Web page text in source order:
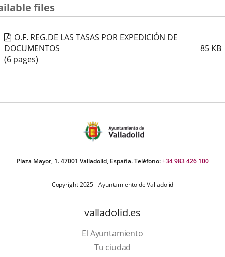
files
O.F. REG.DE LAS TASAS POR EXPEDICIÓN DE
DOCUMENTOS
85 KB
(6 pages)
Plaza Mayor, 1. 47001 Valladolid, España. Teléfono:+34 983 426 100
Copyright 2025 - Ayuntamiento de Valladolid
valladolid.es
El Ayuntamiento
Tu ciudad